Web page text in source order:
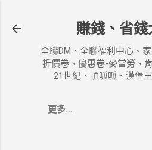
賺錢、省錢
全聯DM、全聯福利中心、
折價卷、優惠卷-麥當勞、
21世紀、頂呱呱、漢堡
更多…